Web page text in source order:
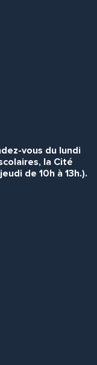
vous du lundi
la Cité
de 10h à 13h.).